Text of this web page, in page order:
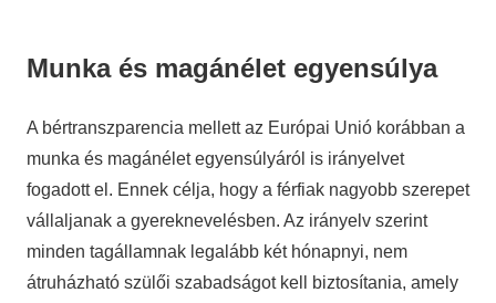
Munka és magánélet egyensúlya
A bértranszparencia mellett az Európai Unió korábban a
munka és magánélet egyensúlyáról is irányelvet
fogadott el. Ennek célja, hogy a férfiak nagyobb szerepet
vállaljanak a gyereknevelésben. Az irányelv szerint
minden tagállamnak legalább két hónapnyi, nem
átruházható szülői szabadságot kell biztosítania, amely